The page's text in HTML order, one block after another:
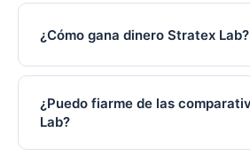
¿Cómo gana dinero Stratex Lab?
¿Puedo fiarme de las
Lab?